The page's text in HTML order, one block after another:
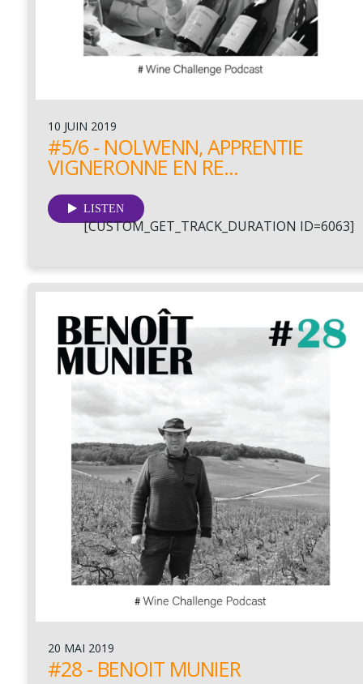
10 JUIN 2019
#5/6 - NOLWENN, APPRENTIE
VIGNERONNE EN RE...
LISTEN
[CUSTOM_GET_TRACK_DURATION ID=6063]
20 MAI 2019
#28 - BENOIT MUNIER